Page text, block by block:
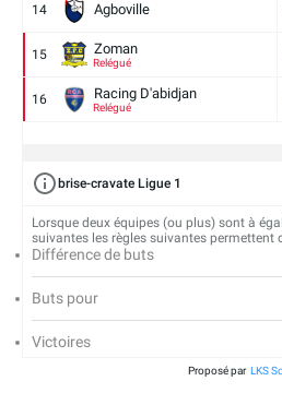
14 Agboville
15 Zoman
Relégué
16 Racing D'abidjan
Relégué
brise-cravate Ligue 1
Lorsque deux équipes (ou plus) sont à
suivantes les règles suivantes permettent
Différence de buts
Buts pour
Victoires
Proposé par LKS